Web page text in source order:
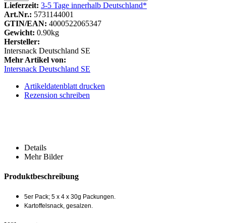
Lieferzeit: 3-5 Tage innerhalb Deutschland*
Art.Nr.: 5731144001
GTIN/EAN: 4000522065347
Gewicht: 0.90kg
Hersteller:
Intersnack Deutschland SE
Mehr Artikel von:
Intersnack Deutschland SE
Artikeldatenblatt drucken
Rezension schreiben
Details
Mehr Bilder
Produktbeschreibung
5er Pack; 5 x 4 x 30g Packungen.
Kartoffelsnack, gesalzen.